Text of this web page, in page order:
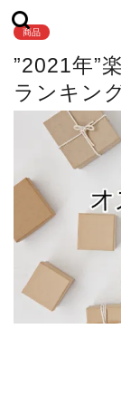
商品
”2021年”
ランキン